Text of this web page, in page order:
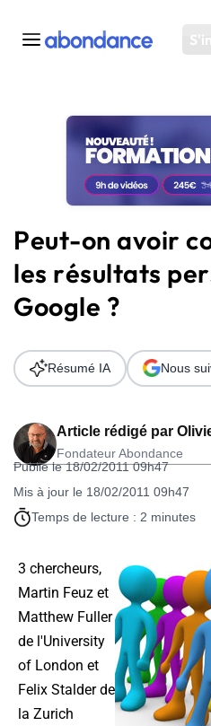
Toutes les actus
Actus SEO
Plateforme
Solutions
Ressources
Audit SEO
Peut-on avoir
les résultats
Google ?
Article rédigé par
Fondateur Abondance
Publié le 18/02/2011 09h47
Mis à jour le 18/02/2011 09h47
Temps de lecture : 2 minutes
Résumé IA Nous
3 chercheurs,
Martin Feuz et
Matthew Fuller
de l'University
of London et
Felix Stalder de
la Zurich